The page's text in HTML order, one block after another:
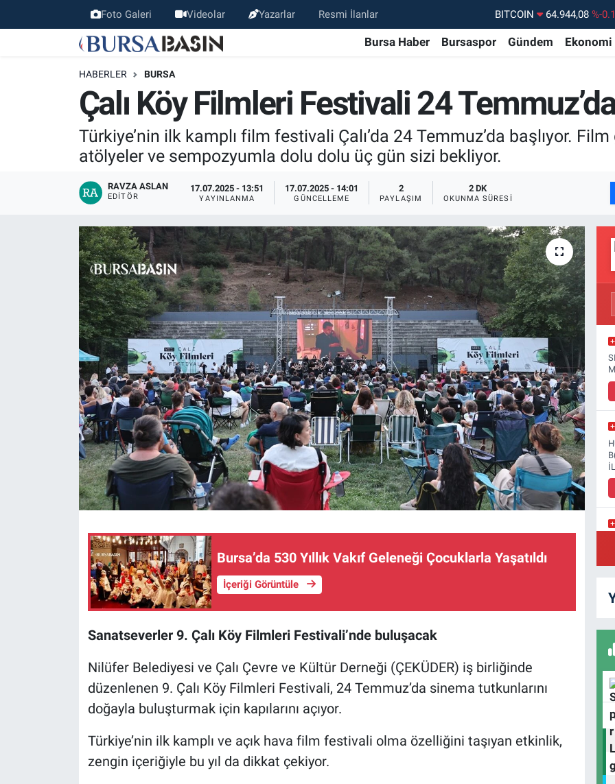
Foto Galeri Videolar Yazarlar Resmi İlanlar DOLAR 47,7436
EURO
55,2510 %0.32
6660.55
%0.03
BİST100
13.779 %-
BITCOIN
64.944,08 %-
Bursa Haber Bursaspor Gündem Ekonomi
HABERLER BURSA
Çalı Köy Filmleri Festivali 24
Türkiye’nin ilk kamplı film festivali Çalı’da 24 Temmuz’da başlıyor.
atölyeler ve sempozyumla dolu dolu üç gün sizi bekliyor.
RAVZA ASLAN
EDITÖR
17.07.2025 - 13:51
YAYINLANMA
17.07.2025 - 14:01
GÜNCELLEME
2
PAYLAŞIM
2 DK
OKUNMA SÜRESI
Bursa’da 530 Yıllık Vakıf Geleneği Çocuklarla Yaşatıldı
İçeriği Görüntüle
Sanatseverler 9. Çalı Köy Filmleri Festivali’nde buluşacak
Nilüfer Belediyesi ve Çalı Çevre ve Kültür Derneği (ÇEKÜDER) iş birliğinde
düzenlenen 9. Çalı Köy Filmleri Festivali, 24 Temmuz’da sinema tutkunlarını
doğayla buluşturmak için kapılarını açıyor.
Türkiye’nin ilk kamplı ve açık hava film festivali olma özelliğini taşıyan etkinlik,
zengin içeriğiyle bu yıl da dikkat çekiyor.
Bursa Haber
Bilim, Teknoloji
KÜLTÜR-SANAT
Bursaspor
Gündem
Ekonomi
Teknoloji
Magazin
Bursa Nöbetçi Eczaneler
Bursa Hava Durumu
Bursa Namaz Vakitleri
Bursa Trafik Yoğunluk Haritası
Süper Lig Puan Durumu ve Fikstür
Tüm Manşetler
Son Dakika Haberleri
Haber Arşivi